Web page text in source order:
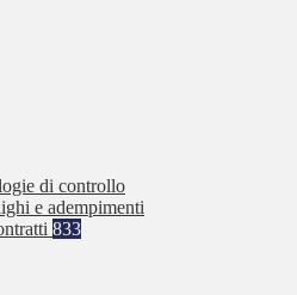
di controllo
e adempimenti
833